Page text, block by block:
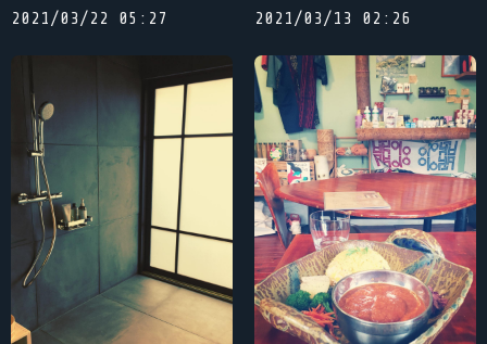
2021/03/22 05:27 2021/03/13 02:26